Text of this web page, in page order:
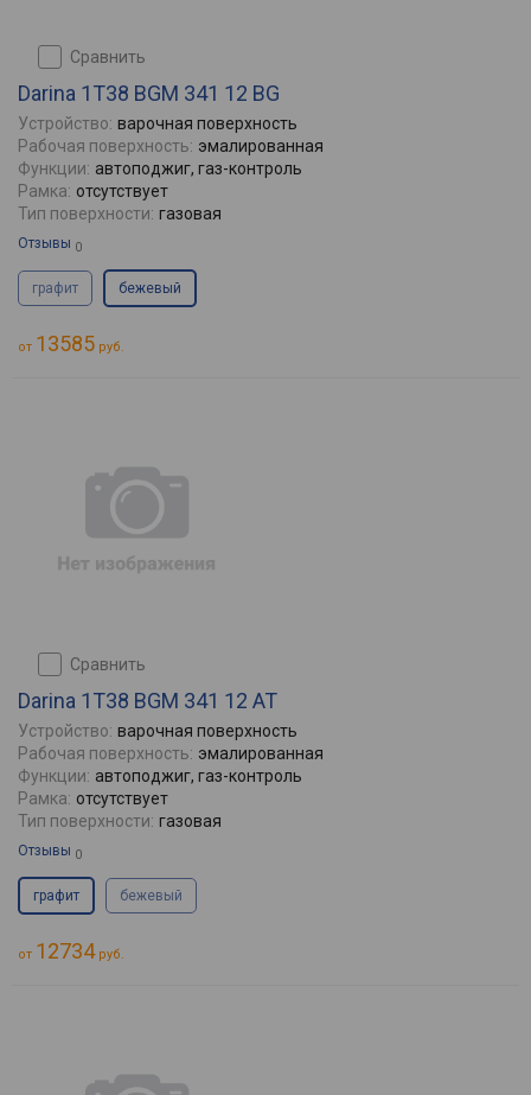
сравнить
Darina 1T38 BGM 341 12 BG
Устройство: варочная поверхность
Рабочая поверхность: эмалированная
Функции: автоподжиг, газ-контроль
Рамка: отсутствует
Тип поверхности: газовая
Отзывы 0
графит бежевый
от 13585 руб.
сравнить
Darina 1T38 BGM 341 12 AT
Устройство: варочная поверхность
Рабочая поверхность: эмалированная
Функции: автоподжиг, газ-контроль
Рамка: отсутствует
Тип поверхности: газовая
Отзывы 0
графит бежевый
от 12734руб.